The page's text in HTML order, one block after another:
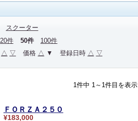
スクーター
20件 50件
100件
△ ▽ 価格 △ ▼ 登録日時 △ ▽
1件中 1～1件目を表示
ＦＯＲＺＡ２５０
¥183,000